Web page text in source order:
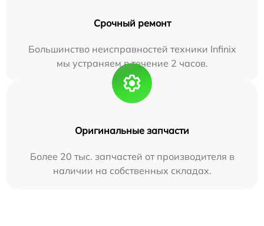
Срочный ремонт
Большинство неисправностей техники Infinix
мы устраняем в течение 2 часов.
Оригинальные запчасти
Более 20 тыс. запчастей от производителя в
наличии на собственных складах.